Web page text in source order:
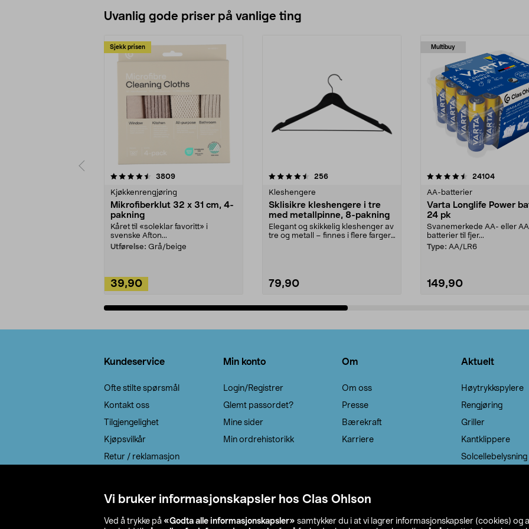
Vi bruker informasjonskapsler hos Clas Ohlson
Ved å trykke på «Godta alle informasjonskapsler» samtykker du i at vi lagrer informasjonskapsler (cookies) og
Uvanlig gode priser på vanlige ting
Sjekk prisen
3809anmeldelser
Kjøkkenrengjøring
Mikrofiberklut 32 x 31 cm, 4-
pakning
Kåret til «soleklar favoritt» i
svenske Afton...
Utførelse: Grå/beige
39,90
4.5av 5 stjerner 256anmeldelser
Kleshengere
Sklisikre kleshengere i tre
med metallpinne, 8-pakning
Elegant og skikkelig kleshenger av
tre og metall – finnes i flere farger.
79,90
Multibuy
4.5av 5 stjerner 24104
AA-batterier
Varta Longlife Power
24 pk
Svanemerkede AA- eller
batterier til fjer...
Type: AA/LR6
149,90
4.5av 5 stjerner
Kundeservice
Ofte stilte spørsmål
Kontakt oss
Tilgjengelighet
Kjøpsvilkår
Retur / reklamasjon
Min konto
Login/Registrer
Glemt passordet?
Mine sider
Min ordrehistorikk
Om
Om oss
Presse
Bærekraft
Karriere
Aktuelt
Høytrykkspylere
Rengjøring
Griller
Kantklippere
Solcellebelysning